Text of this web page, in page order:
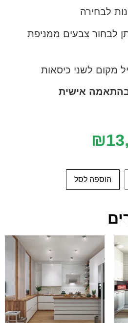
לבחור צבעים ממניפת
מקום לשני כיסאות
בהתאמה אישית
₪
הוספה לסל